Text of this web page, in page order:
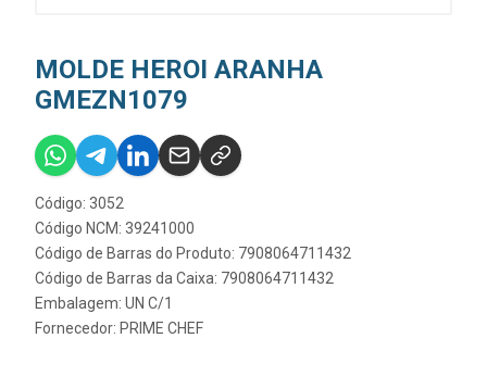
MOLDE HEROI ARANHA
GMEZN1079
Código: 3052
Código NCM: 39241000
Código de Barras do Produto: 7908064711432
Código de Barras da Caixa: 7908064711432
Embalagem: UN C/1
Fornecedor: PRIME CHEF